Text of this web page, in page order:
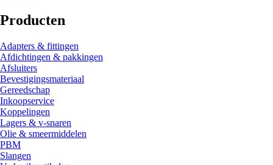
Producten
Adapters & fittingen
Afdichtingen & pakkingen
Afsluiters
Bevestigingsmateriaal
Gereedschap
Inkoopservice
Koppelingen
Lagers & v-snaren
Olie & smeermiddelen
PBM
Slangen